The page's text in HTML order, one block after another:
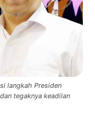
langkah Presiden
tegaknya keadilan